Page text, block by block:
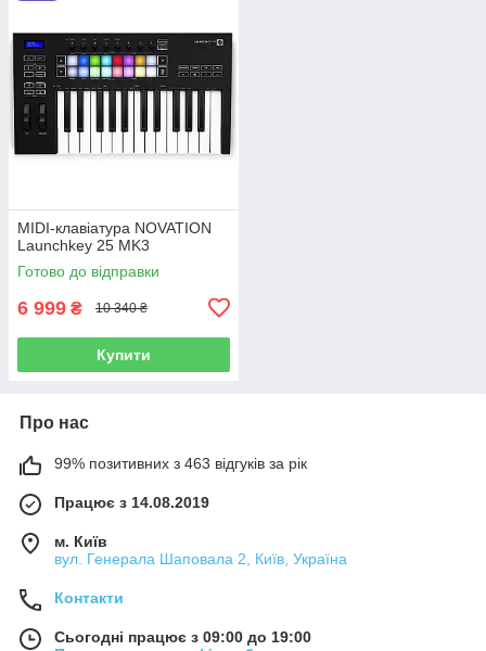
MIDI-клавіатура NOVATION
Launchkey 25 MK3
Готово до відправки
6 999 ₴ 10 340 ₴
Купити
Про нас
99% позитивних з 463 відгуків за рік
Працює з 14.08.2019
м. Київ
вул. Генерала Шаповала 2, Київ, Україна
Контакти
Сьогодні працює з 09:00 до 19:00